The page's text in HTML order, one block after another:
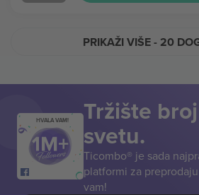
PRIKAŽI VIŠE- 20
HVALA VAM! Tržište
svetu.
Ticombo® je sada
platformi za
vam!